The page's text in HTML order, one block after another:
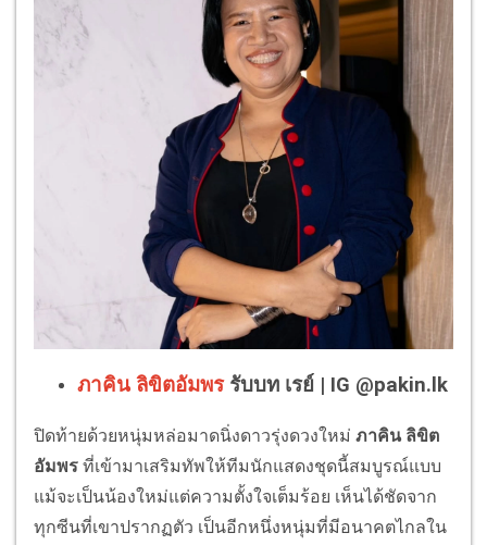
ภาคิน ลิขิตอัมพรรับบท เรย์ | IG @pakin.lk
ปิดท้ายด้วยหนุ่มหล่อมาดนิ่งดาวรุ่งดวงใหม่ ภาคิน ลิขิต
อัมพร ที่เข้ามาเสริมทัพให้ทีมนักแสดงชุดนี้สมบูรณ์แบบ
แม้จะเป็นน้องใหม่แต่ความตั้งใจเต็มร้อย เห็นได้ชัดจาก
ทุกซีนที่เขาปรากฏตัว เป็นอีกหนึ่งหนุ่มที่มีอนาคตไกลใน